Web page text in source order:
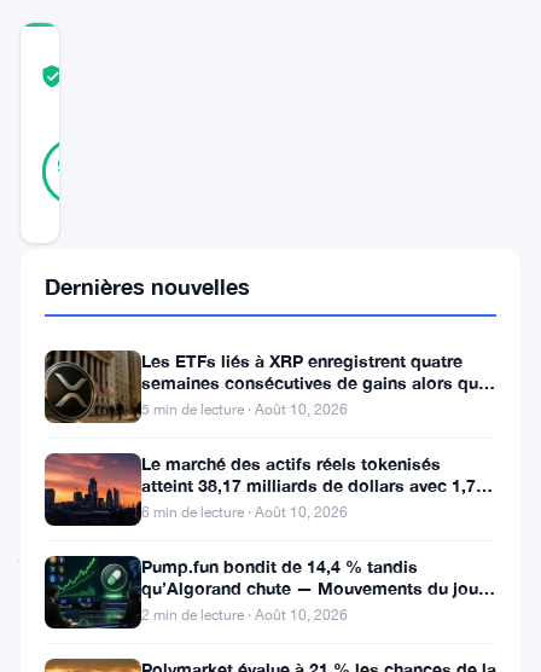
96
Une
nouvelle
enquête
révèle
nombreux
Australiens
regrettent
Dernières nouvelles
Les ETFs liés à XRP enregistrent quatre
semaines consécutives de gains alors que
le prix teste le support à 1
5 min de lecture · Août 10, 2026
Le marché des actifs réels tokenisés
atteint 38,17 milliards de dollars avec 1,7
million de détenteurs
6 min de lecture · Août 10, 2026
Pump.fun bondit de 14,4 % tandis
qu’Algorand chute — Mouvements du jour
10 août
2 min de lecture · Août 10, 2026